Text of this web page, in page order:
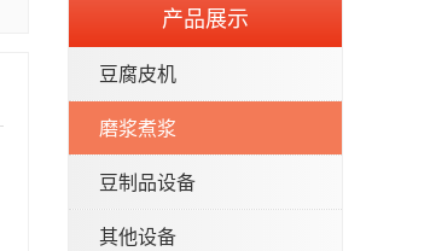
产品展示
豆腐皮机
磨浆煮浆
豆制品设备
其他设备